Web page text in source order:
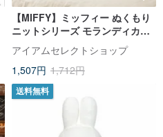
【MIFFY】ミッフィー ぬくもり
ニットシリーズ モランディカラ
ー3 種
アイアムセレクトショップ
1,507円 1,712円
送料無料